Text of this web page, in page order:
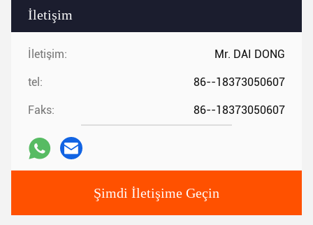
İletişim
İletişim: Mr. DAI DONG
tel: 86--18373050607
Faks: 86--18373050607
Şimdi İletişime Geçin